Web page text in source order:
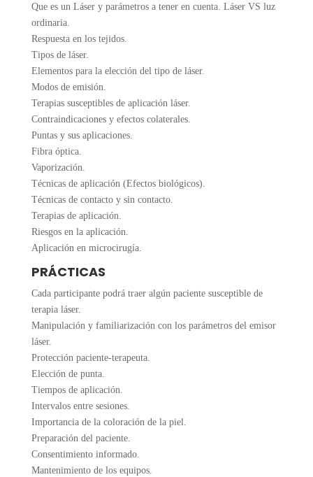
Que es un Láser y parámetros a tener en cuenta. Láser VS luz
ordinaria.
Respuesta en los tejidos.
Tipos de láser.
Elementos para la elección del tipo de láser.
Modos de emisión.
Terapias susceptibles de aplicación láser.
Contraindicaciones y efectos colaterales.
Puntas y sus aplicaciones.
Fibra óptica.
Vaporización.
Técnicas de aplicación (Efectos biológicos).
Técnicas de contacto y sin contacto.
Terapias de aplicación.
Riesgos en la aplicación.
Aplicación en microcirugía.
PRÁCTICAS
Cada participante podrá traer algún paciente susceptible de
terapia láser.
Manipulación y familiarización con los parámetros del emisor
láser.
Protección paciente-terapeuta.
Elección de punta.
Tiempos de aplicación.
Intervalos entre sesiones.
Importancia de la coloración de la piel.
Preparación del paciente.
Consentimiento informado.
Mantenimiento de los equipos.